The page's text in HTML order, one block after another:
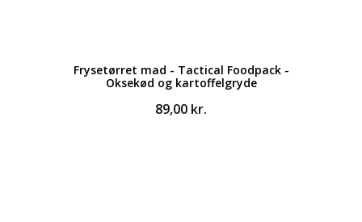
Frysetørret mad - Tactical Foodpack -
Oksekød og kartoffelgryde
89,00 kr.